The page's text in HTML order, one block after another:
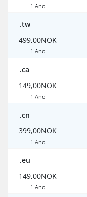
1 Ano
.tw
499,00NOK
1 Ano
.ca
149,00NOK
1 Ano
.cn
399,00NOK
1 Ano
.eu
149,00NOK
1 Ano